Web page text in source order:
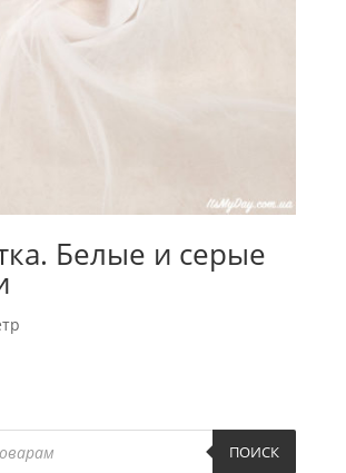
Белые и серые
ПОИСК